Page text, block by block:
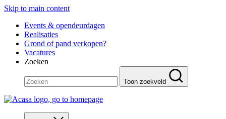
Skip to main content
Events & opendeurdagen
Realisaties
Grond of pand verkopen?
Vacatures
Zoeken
Toon zoekveld